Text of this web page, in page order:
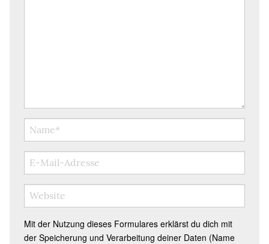
Mit der Nutzung dieses Formulares erklärst du dich mit
der Speicherung und Verarbeitung deiner Daten (Name